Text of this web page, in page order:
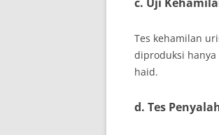
Tes kehamilan
diproduksi
haid.
d. Tes